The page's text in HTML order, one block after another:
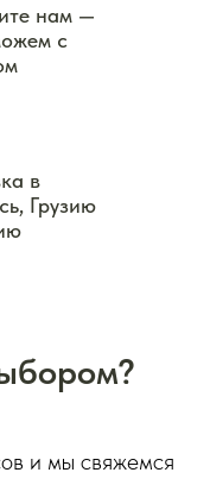
нам —
с
в
Грузию
и мы свяжемся